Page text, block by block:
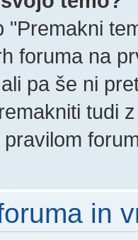
"Premakni
foruma na
pa še ni
tudi
in